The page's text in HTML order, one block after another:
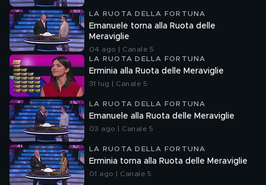
LA RUOTA DELLA FORTUNA
Emanuele torna alla Ruota delle
Meraviglie
04 ago | Canale 5
LA RUOTA DELLA FORTUNA
Erminia alla Ruota delle Meraviglie
31 lug | Canale 5
LA RUOTA DELLA FORTUNA
Emanuele alla Ruota delle Meraviglie
03 ago | Canale 5
LA RUOTA DELLA FORTUNA
Erminia torna alla Ruota delle Meraviglie
01 ago | Canale 5